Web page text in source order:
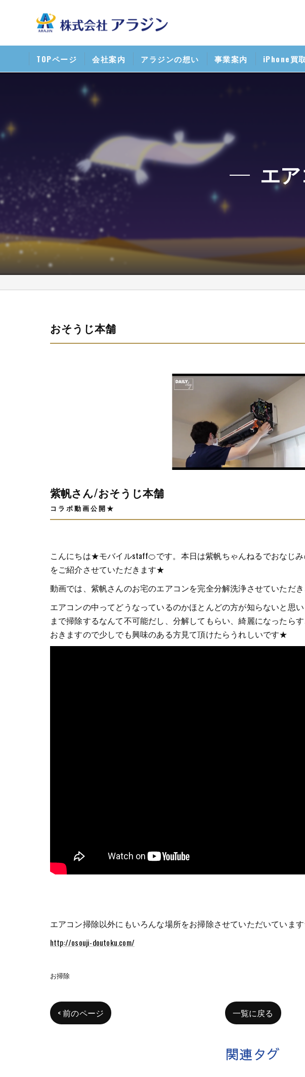
TOPページ 会社案内 アラジンの想い 事業案内
スマホ無料相談室
iPhone買
エ
おそうじ本舗
紫帆さん/おそうじ本舗
コラボ動画公開★
こんにちは★モバイルstaff🍊です。本日は紫帆ちゃんねるでおなじ
をご紹介させていただきます★
動画では、紫帆さんのお宅のエアコンを完全分解洗浄させていただ
エアコンの中ってどうなっているのかほとんどの方が知らないと思
まで掃除するなんて不可能だし、分解してもらい、綺麗になったら
おきますので少しでも興味のある方見て頂けたらうれしいです★
エアコン掃除以外にもいろんな場所をお掃除させていただいていま
http://osouji-doutoku.com/
お掃除
< 前のページ 一覧に戻る
関連タグ